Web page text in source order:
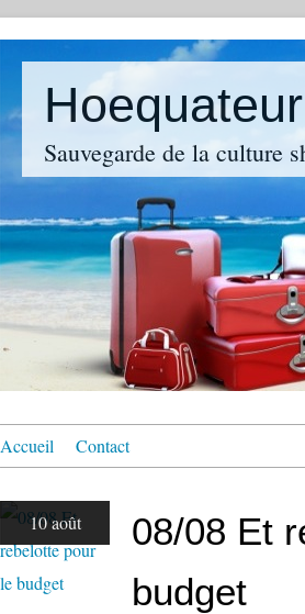
Hoequateur
Sauvegarde de la culture
Accueil Contact
10 août
08/08 Et
budget